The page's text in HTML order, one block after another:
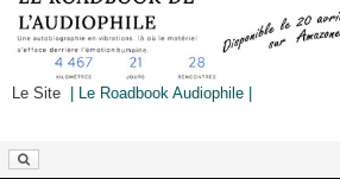
Le Site | Le Roadbook Audiophile |